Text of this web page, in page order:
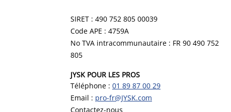
SIRET : 490 752 805 00039
Code APE : 4759A
No TVA intracommunautaire : FR 90 490 752
805
JYSK POUR LES PROS
Téléphone : 01 89 87 00 29
Email : pro-fr@JYSK.com
Contactez-nous